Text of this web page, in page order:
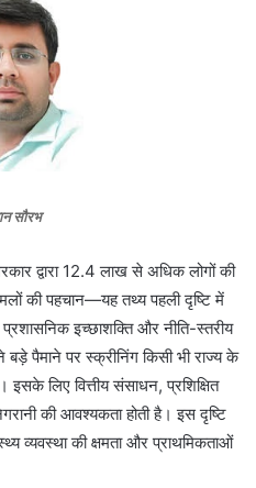
सौरभ
द्वारा 12.4 लाख से अधिक लोगों की
की पहचान—यह तथ्य पहली दृष्टि में
इच्छाशक्ति और नीति-स्तरीय
बड़े पैमाने पर स्क्रीनिंग किसी भी राज्य के
लिए वित्तीय संसाधन, प्रशिक्षित
की आवश्यकता होती है। इस दृष्टि
व्यवस्था की क्षमता और प्राथमिकताओं